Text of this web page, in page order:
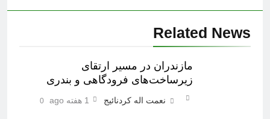
Related News
مازندران در مسیر ارتقای
زیرساخت‌های فرودگاهی و بندری
نعمت اله کردنائیج 1 هفته ago 0